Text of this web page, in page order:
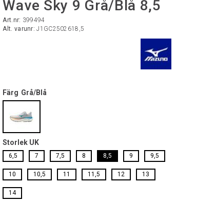
Wave Sky 9 Grå/Blå 8,5
Art.nr: 399494
Alt. varunr:J1GC2502618,5
Färg Grå/Blå
Storlek UK
6,5 7 7,5 8 8,5 9 9,5
10 10,5 11 11,5 12 13
14